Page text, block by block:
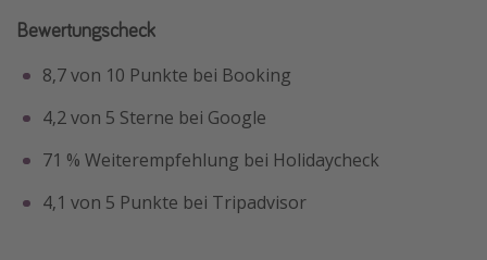
Bewertungscheck
8,7 von 10 Punkte bei Booking
4,2 von 5 Sterne bei Google
71 % Weiterempfehlung bei Holidaycheck
4,1 von 5 Punkte bei Tripadvisor